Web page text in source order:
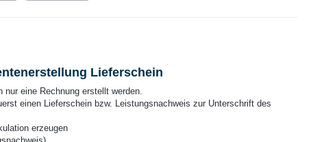
Lieferschein
eine Rechnung erstellt werden.
einen Lieferschein bzw. Leistungsnachweis zur Unterschrift des
erzeugen